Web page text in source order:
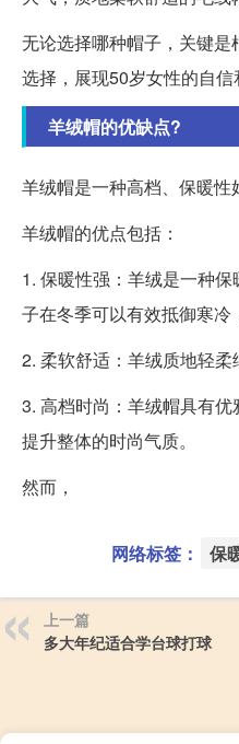
无论选择哪种帽子，关键
选择，展现50岁女性的自信
羊绒帽的优缺点?
羊绒帽是一种高档、保暖性
羊绒帽的优点包括：
1. 保暖性强：羊绒是一种
子在冬季可以有效抵御寒冷
2. 柔软舒适：羊绒质地轻柔
3. 高档时尚：羊绒帽具有
提升整体的时尚气质。
然而，
网络标签： 保
上一篇
多大年纪适合学台球打球